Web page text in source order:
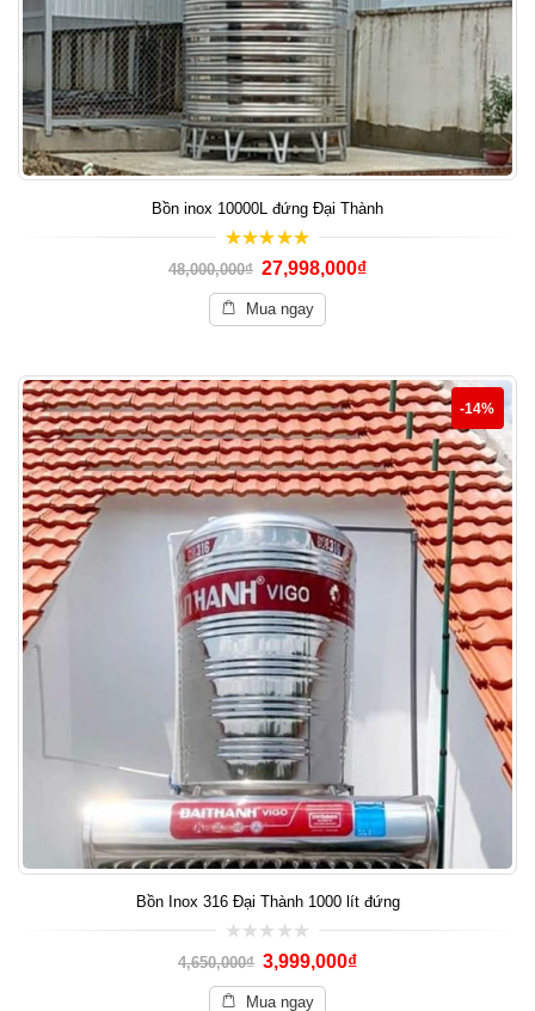
Bồn inox 10000L đứng Đại Thành
5.00out of 5
48,000,000₫ 27,998,000₫
Mua ngay
-14%
Bồn Inox 316 Đại Thành 1000 lít đứng
0
out
of
5
4,650,000₫ 3,999,000₫
Mua ngay